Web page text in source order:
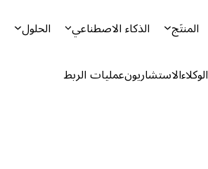
المنتَج الذكاء الاصطناعي الحلول
الوكلاءالاستشاريونعمليات الربط